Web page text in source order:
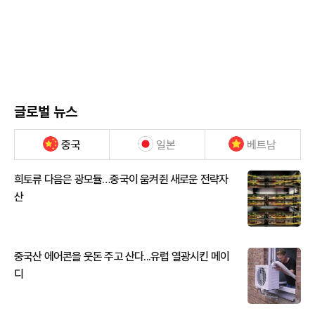
글로벌 뉴스
중국 일본 베트남
희토류 다음은 광모듈…중국이 움켜쥔 새로운 전략자
산
중국산 에어콘을 웃돈 주고 산다...유럽 열광시킨 메이
디